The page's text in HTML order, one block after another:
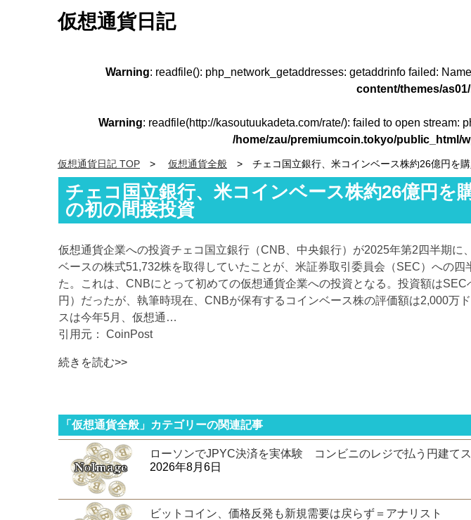
仮想通貨日記
Warning: readfile(): php_network_getaddresses: getaddrinfo failed:
content/themes/
Warning: readfile(http://kasoutuukadeta.com/rate/): failed to open
/home/zau/premiumcoin.tokyo/public_html/
仮想通貨日記 TOP 仮想通貨全般 チェコ国立銀行、米コインベース株約26億円を
チェコ国立銀行、米コインベース株約26億円
の初の間接投資
仮想通貨企業への投資チェコ国立銀行（CNB、中央銀行）が2025年第2四半期に
ベースの株式51,732株を取得していたことが、米証券取引委員会（SEC）への
た。これは、CNBにとって初めての仮想通貨企業への投資となる。投資額は
円）だったが、執筆時現在、CNBが保有するコインベース株の評価額は2,000万
スは今年5月、仮想通…
引用元： CoinPost
続きを読む>>
「仮想通貨全般」カテゴリーの関連記事
ローソンでJPYC決済を実体験 コンビニのレジで払う円建て
2026年8月6日
ビットコイン、価格反発も新規需要は戻らず＝アナリスト